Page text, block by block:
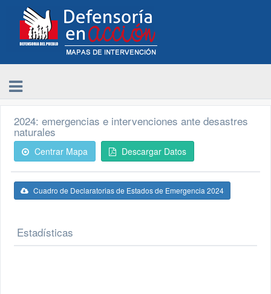
2024: emergencias e intervenciones ante desastres
naturales
Centrar Mapa Descargar Datos
Cuadro de Declaratorias de Estados de Emergencia 2024
Estadísticas